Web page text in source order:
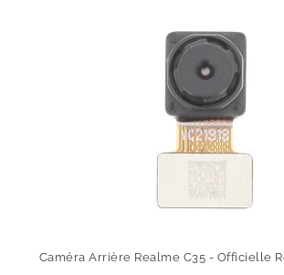
Caméra Arrière Realme C35 - Officielle